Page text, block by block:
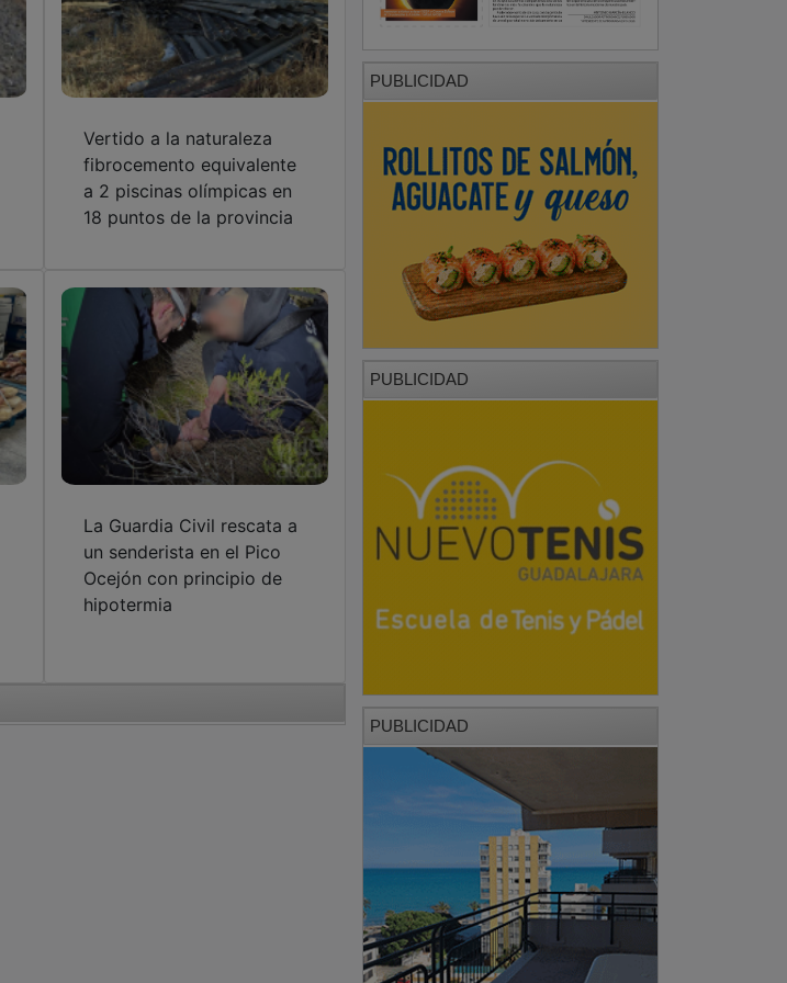
Vertido a la naturaleza
fibrocemento equivalente
a 2 piscinas olímpicas en
18 puntos de la provincia
La Guardia Civil rescata a
un senderista en el Pico
Ocejón con principio de
hipotermia
PUBLICIDAD
PUBLICIDAD
PUBLICIDAD